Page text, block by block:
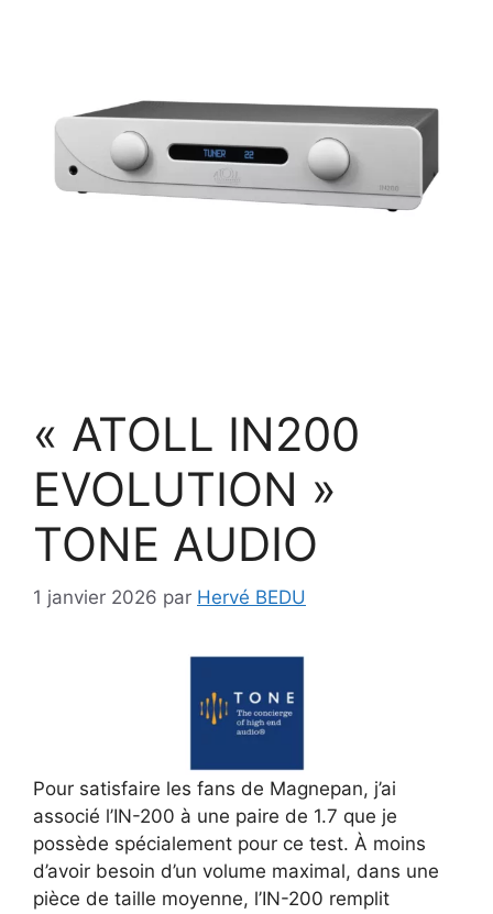
« ATOLL IN200
EVOLUTION »
TONE AUDIO
1 janvier 2026 par Hervé BEDU
Pour satisfaire les fans de Magnepan, j’ai
associé l’IN-200 à une paire de 1.7 que je
possède spécialement pour ce test. À moins
d’avoir besoin d’un volume maximal, dans une
pièce de taille moyenne, l’IN-200 remplit